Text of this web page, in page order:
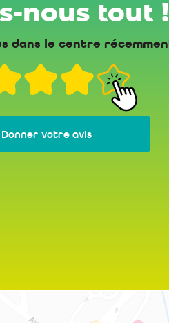
nous tout !
dans le centre
Donner votre avis